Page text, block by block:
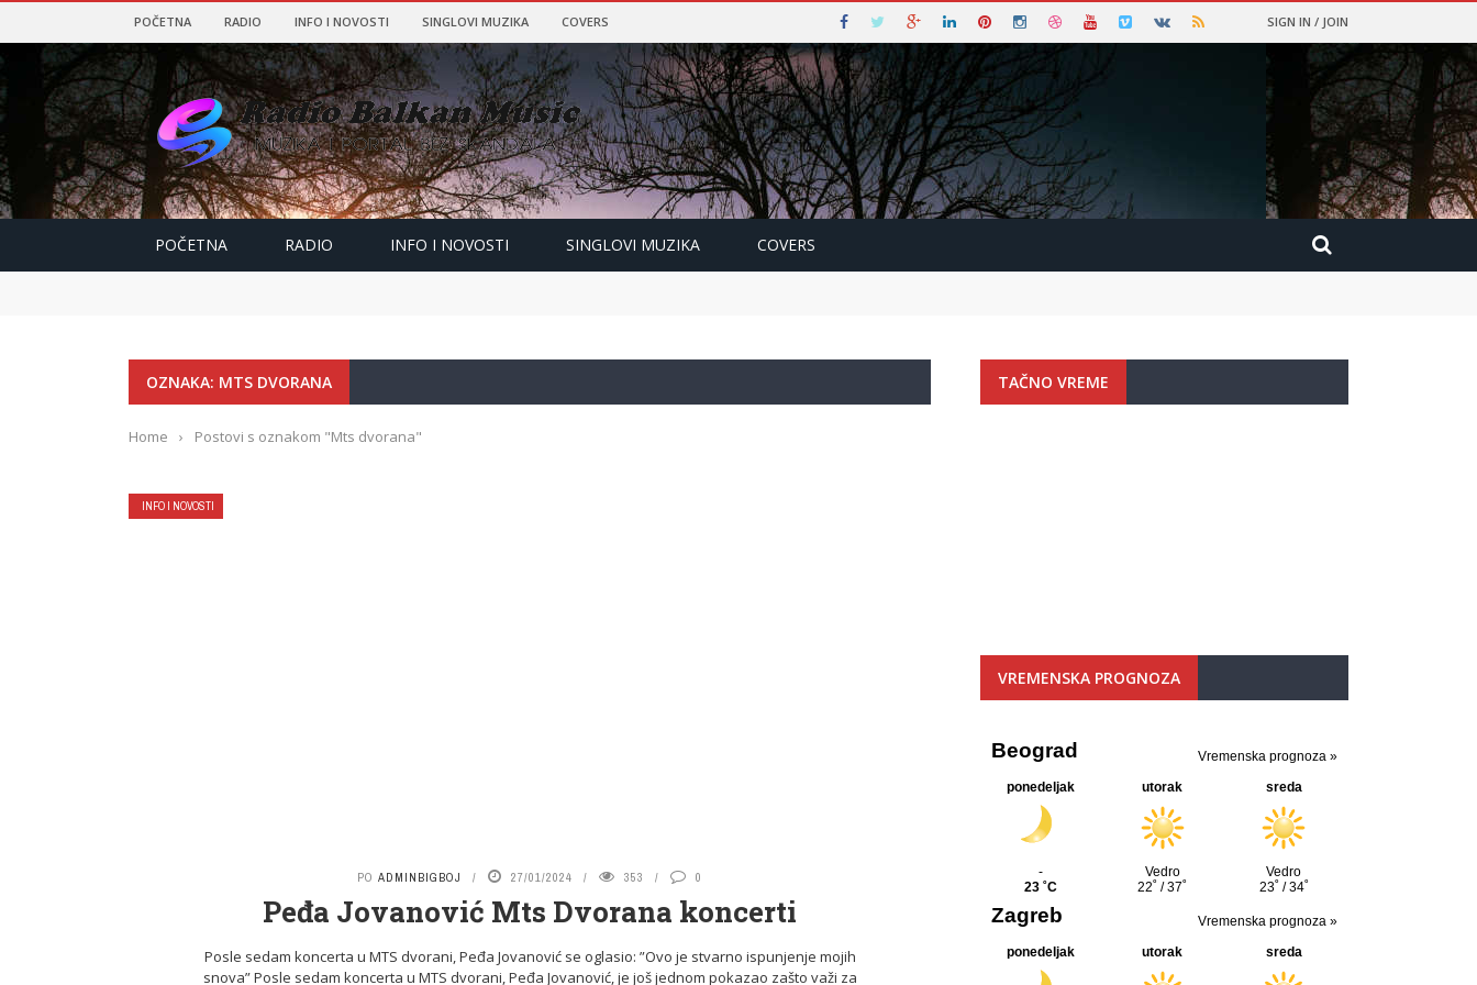
SIGN IN / JOIN
POČETNA RADIO INFO I NOVOSTI SINGLOVI MUZIKA COVERS
POČETNA RADIO INFO I NOVOSTI SINGLOVI MUZIKA COVERS
OZNAKA: MTS DVORANA
Home › Postovi s oznakom "Mts dvorana"
INFO I NOVOSTI
PO ADMINBIGBOJ 27/01/2024 353 0
Peđa Jovanović Mts Dvorana koncerti
Posle sedam koncerta u MTS dvorani, Peđa Jovanović se oglasio: ”Ovo je stvarno ispunjenje mojih
snova” Posle sedam koncerta u MTS dvorani, Peđa Jovanović, je još jednom pokazao zašto važi za
TAČNO VREME
VREMENSKA PROGNOZA